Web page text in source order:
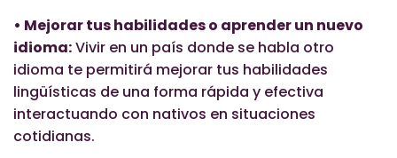
• Mejorar tus habilidades o aprender un nuevo
idioma:Vivir en un país donde se habla otro
idioma te permitirá mejorar tus habilidades
lingüísticas de una forma rápida y efectiva
interactuando con nativos en situaciones
cotidianas.